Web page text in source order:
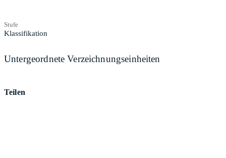
Stufe
Klassifikation
Untergeordnete Verzeichnungseinheiten
Teilen